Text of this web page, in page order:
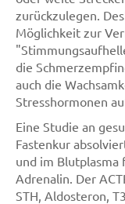
zurückzulegen.
Möglichkeit zur
die
auch die
Stresshormonen
Eine Studie an
Fastenkur
und im Blutplasma
Adrenalin. Der
STH, Aldosteron,